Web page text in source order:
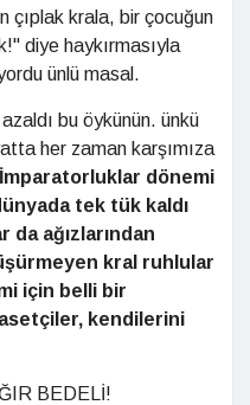
çıplak krala, bir çocuğun
diye haykırmasıyla
ünlü masal.
bu öykünün. ünkü
her zaman karşımıza
İmparatorluklar dönemi
tek tük kaldı
da ağızlarından
kral ruhlular
için belli bir
kendilerini
BEDELİ!